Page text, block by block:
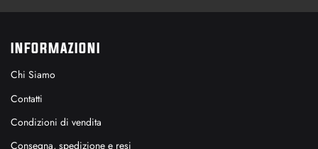
INFORMAZIONI
Chi Siamo
Contatti
Condizioni di vendita
Consegna, spedizione e resi